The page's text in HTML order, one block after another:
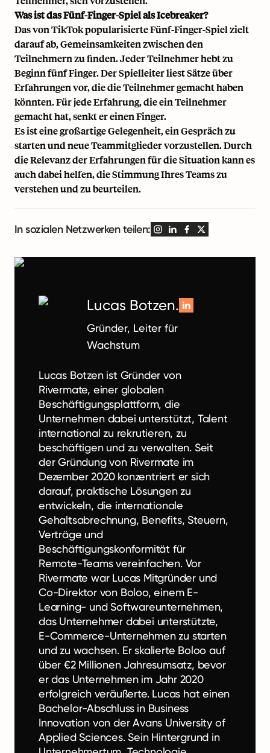
Was ist das Fünf-Finger-Spiel als Icebreaker?
Das von TikTok popularisierte Fünf-Finger-Spiel zielt
darauf ab, Gemeinsamkeiten zwischen den
Teilnehmern zu finden. Jeder Teilnehmer hebt zu
Beginn fünf Finger. Der Spielleiter liest Sätze über
Erfahrungen vor, die die Teilnehmer gemacht haben
könnten. Für jede Erfahrung, die ein Teilnehmer
gemacht hat, senkt er einen Finger.
Es ist eine großartige Gelegenheit, ein Gespräch zu
starten und neue Teammitglieder vorzustellen. Durch
die Relevanz der Erfahrungen für die Situation kann es
auch dabei helfen, die Stimmung Ihres Teams zu
verstehen und zu beurteilen.
In sozialen Netzwerken teilen:
Lucas Botzen.
Gründer, Leiter für
Wachstum
Lucas Botzen ist Gründer von
Rivermate, einer globalen
Beschäftigungsplattform, die
Unternehmen dabei unterstützt, Talent
international zu rekrutieren, zu
beschäftigen und zu verwalten. Seit
der Gründung von Rivermate im
Dezember 2020 konzentriert er sich
darauf, praktische Lösungen zu
entwickeln, die internationale
Gehaltsabrechnung, Benefits, Steuern,
Verträge und
Beschäftigungskonformität für
Remote-Teams vereinfachen. Vor
Rivermate war Lucas Mitgründer und
Co-Direktor von Boloo, einem E-
Learning- und Softwareunternehmen,
das Unternehmer dabei unterstützte,
E-Commerce-Unternehmen zu starten
und zu wachsen. Er skalierte Boloo auf
über €2 Millionen Jahresumsatz, bevor
er das Unternehmen im Jahr 2020
erfolgreich veräußerte. Lucas hat einen
Bachelor-Abschluss in Business
Innovation von der Avans University of
Applied Sciences. Sein Hintergrund in